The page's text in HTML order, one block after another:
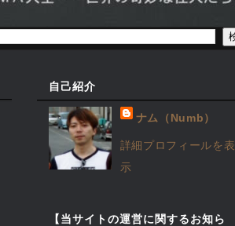
自己紹介
ナム（Numb）
詳細プロフィールを表
示
【当サイトの運営に関するお知ら